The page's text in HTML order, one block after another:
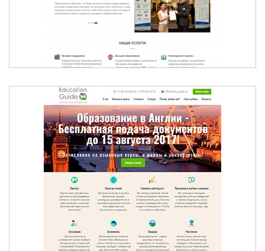
ЛЕТНИЕ КАНИКУЛЫ В АНГЛИИ